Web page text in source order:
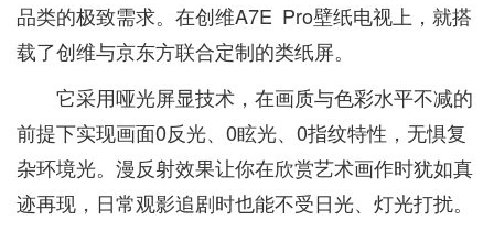
品类的极致需求。在创维A7E Pro壁纸电视上，就搭
载了创维与京东方联合定制的类纸屏。
它采用哑光屏显技术，在画质与色彩水平不减的
前提下实现画面0反光、0眩光、0指纹特性，无惧复
杂环境光。漫反射效果让你在欣赏艺术画作时犹如真
迹再现，日常观影追剧时也能不受日光、灯光打扰。